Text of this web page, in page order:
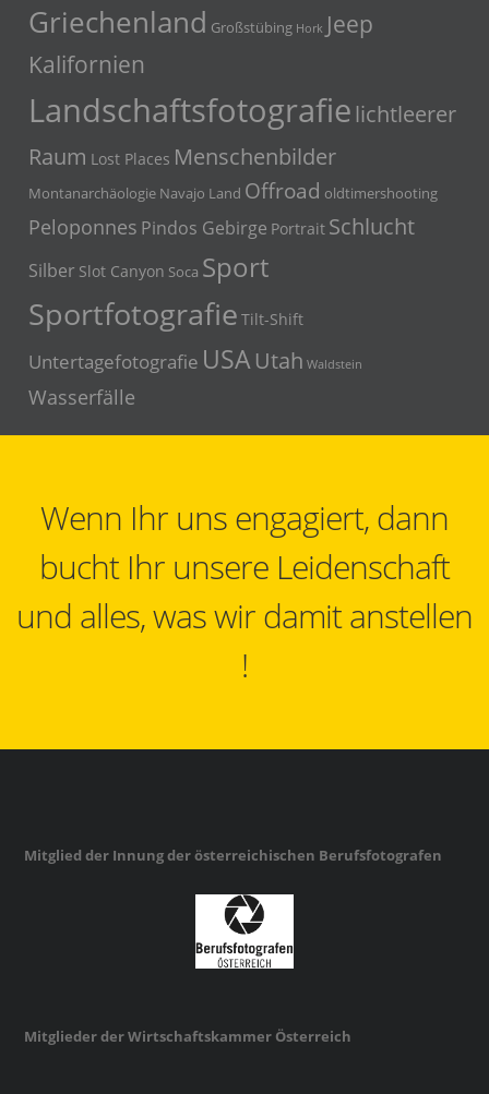
Griechenland Großstübing Hork Jeep
Kalifornien
Landschaftsfotografie lichtleerer
Raum Lost Places Menschenbilder
Montanarchäologie Navajo Land Offroad oldtimershooting
Peloponnes Pindos Gebirge Portrait Schlucht
Silber Slot Canyon Soca Sport
Sportfotografie Tilt-Shift
Untertagefotografie USAUtah Waldstein
Wasserfälle
Wenn Ihr uns engagiert, dann
bucht Ihr unsere Leidenschaft
und alles, was wir damit anstellen
!
Mitglied der Innung der österreichischen Berufsfotografen
Mitglieder der Wirtschaftskammer Österreich